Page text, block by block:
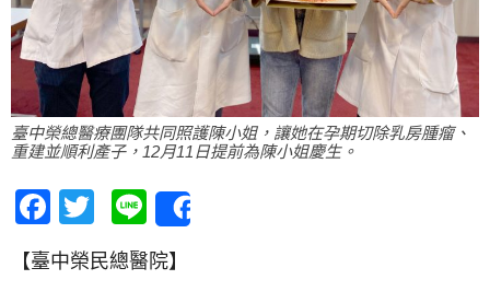
臺中榮總醫療團隊共同照護陳小姐，讓她在孕期切除乳房腫瘤、
重建並順利產子，12月11日提前為陳小姐慶生。
Facebook
Twitter
Line
【臺中榮民總醫院】